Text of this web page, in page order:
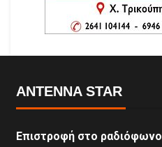
ANTENNA STAR
Επιστροφή στο ραδιόφωνο